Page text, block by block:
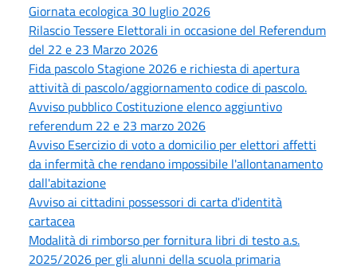
Giornata ecologica 30 luglio 2026
Rilascio Tessere Elettorali in occasione del Referendum
del 22 e 23 Marzo 2026
Fida pascolo Stagione 2026 e richiesta di apertura
attività di pascolo/aggiornamento codice di pascolo.
Avviso pubblico Costituzione elenco aggiuntivo
referendum 22 e 23 marzo 2026
Avviso Esercizio di voto a domicilio per elettori affetti
da infermità che rendano impossibile l'allontanamento
dall'abitazione
Avviso ai cittadini possessori di carta d'identità
cartacea
Modalità di rimborso per fornitura libri di testo a.s.
2025/2026 per gli alunni della scuola primaria